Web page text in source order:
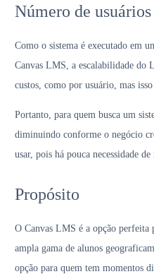
Número de
Como o sistema é executado em
Canvas LMS, a escalabilidade
custos, como por usuário, mas
Portanto, para quem busca um
diminuindo conforme o negócio
usar, pois há pouca necessidade de
Propósito
O Canvas LMS é a opção perfeita
ampla gama de alunos
opção para quem tem momentos